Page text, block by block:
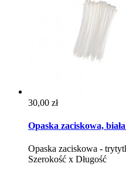
Cena
30,00 zł
Opaska zaciskowa,
Opaska zaciskowa -
Szerokość x Długość